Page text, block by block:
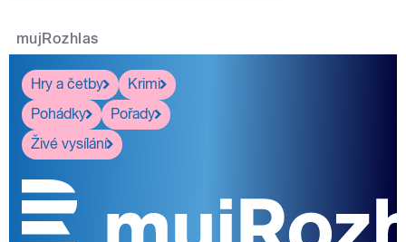
mujRozhlas
Hry a četby
Krimi
Pohádky
Pořady
Živé vysílání